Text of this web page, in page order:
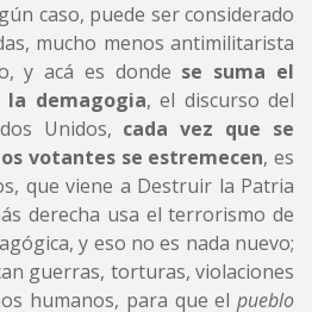
caso, puede ser considerado
mucho menos antimilitarista
y acá es donde se suma el
la demagogia, el discurso del
Unidos, cada vez que se
votantes se estremecen, es
que viene a Destruir la Patria
derecha usa el terrorismo de
y eso no es nada nuevo;
guerras, torturas, violaciones
humanos, para que el pueblo